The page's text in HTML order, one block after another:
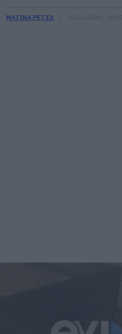
ΜΑΤΙΝΑ ΡΕΤΣΑ